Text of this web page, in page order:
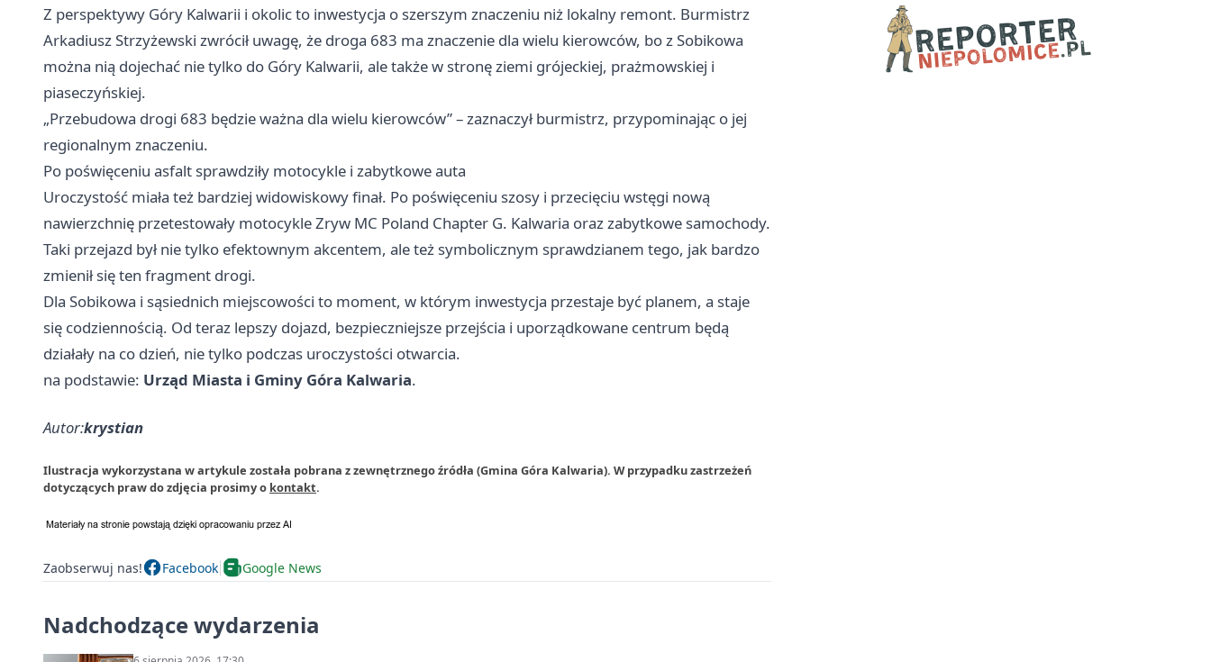
Z perspektywy Góry Kalwarii i okolic to inwestycja o szerszym znaczeniu niż lokalny remont. Burmistrz
Arkadiusz Strzyżewski zwrócił uwagę, że droga 683 ma znaczenie dla wielu kierowców, bo z Sobikowa
można nią dojechać nie tylko do Góry Kalwarii, ale także w stronę ziemi grójeckiej, prażmowskiej i
piaseczyńskiej.
„Przebudowa drogi 683 będzie ważna dla wielu kierowców” – zaznaczył burmistrz, przypominając o jej
regionalnym znaczeniu.
Po poświęceniu asfalt sprawdziły motocykle i zabytkowe auta
Uroczystość miała też bardziej widowiskowy finał. Po poświęceniu szosy i przecięciu wstęgi nową
nawierzchnię przetestowały motocykle Zryw MC Poland Chapter G. Kalwaria oraz zabytkowe samochody.
Taki przejazd był nie tylko efektownym akcentem, ale też symbolicznym sprawdzianem tego, jak bardzo
zmienił się ten fragment drogi.
Dla Sobikowa i sąsiednich miejscowości to moment, w którym inwestycja przestaje być planem, a staje
się codziennością. Od teraz lepszy dojazd, bezpieczniejsze przejścia i uporządkowane centrum będą
działały na co dzień, nie tylko podczas uroczystości otwarcia.
na podstawie: Urząd Miasta i Gminy Góra Kalwaria.
Autor:krystian
Ilustracja wykorzystana w artykule została pobrana z zewnętrznego źródła (Gmina Góra Kalwaria). W przypadku zastrzeżeń
dotyczących praw do zdjęcia prosimy o kontakt.
Zaobserwuj nas! Facebook Google News
Nadchodzące wydarzenia